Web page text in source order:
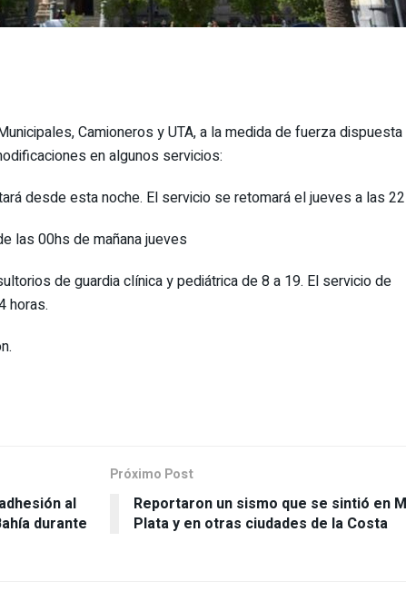
Camioneros y UTA, a la medida de fuerza dispuesta
en algunos servicios:
desde esta noche. El servicio se retomará el jueves a las
las 00hs de mañana jueves
de guardia clínica y pediátrica de 8 a 19. El servicio de
horas.
al
durante
Próximo Post
Reportaron un sismo que se sintió en
Plata y en otras ciudades de la Costa